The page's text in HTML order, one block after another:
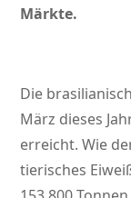
Märkte.
Die
März dieses
erreicht. Wie
tierisches